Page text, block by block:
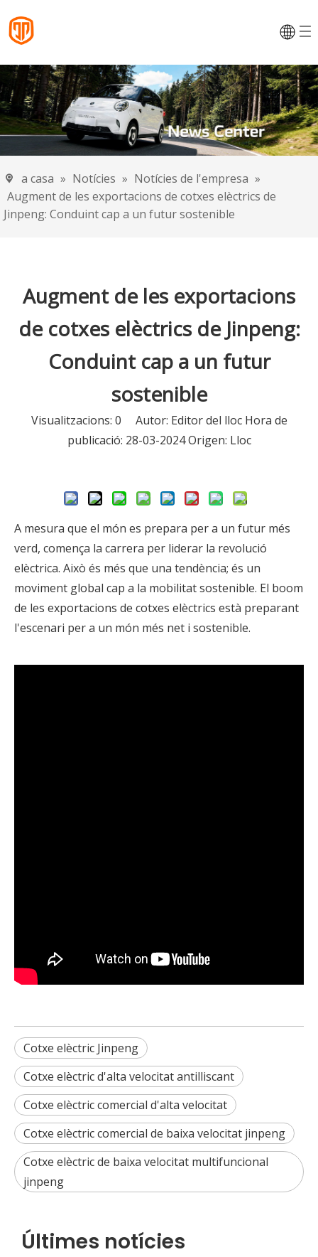
a casa » Notícies » Notícies de l'empresa »
Augment de les exportacions de cotxes elèctrics de
Jinpeng: Conduint cap a un futur sostenible
Augment de les exportacions
de cotxes elèctrics de Jinpeng:
Conduint cap a un futur
sostenible
Visualitzacions: 0 Autor: Editor del lloc Hora de
publicació: 28-03-2024 Origen: Lloc
A mesura que el món es prepara per a un futur més
verd, comença la carrera per liderar la revolució
elèctrica. Això és més que una tendència; és un
moviment global cap a la mobilitat sostenible. El boom
de les exportacions de cotxes elèctrics està preparant
l'escenari per a un món més net i sostenible.
Cotxe elèctric Jinpeng
Cotxe elèctric d'alta velocitat antilliscant
Cotxe elèctric comercial d'alta velocitat
Cotxe elèctric comercial de baixa velocitat jinpeng
Cotxe elèctric de baixa velocitat multifuncional
jinpeng
Últimes notícies